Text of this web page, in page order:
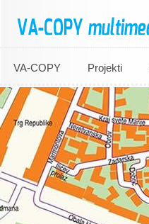
VA-COPY Projekti